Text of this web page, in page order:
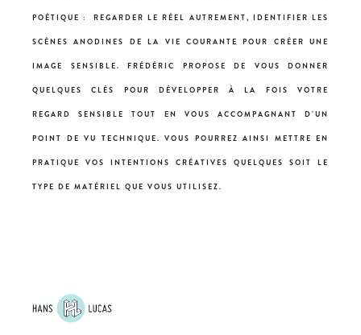
POÉTIQUE : REGARDER LE RÉEL AUTREMENT, IDENTIFIER LES
SCÈNES ANODINES DE LA VIE COURANTE POUR CRÉER UNE
IMAGE SENSIBLE. FRÉDÉRIC PROPOSE DE VOUS DONNER
QUELQUES CLÉS POUR DÉVELOPPER À LA FOIS VOTRE
REGARD SENSIBLE TOUT EN VOUS ACCOMPAGNANT D’UN
POINT DE VU TECHNIQUE. VOUS POURREZ AINSI METTRE EN
PRATIQUE VOS INTENTIONS CRÉATIVES QUELQUES SOIT LE
TYPE DE MATÉRIEL QUE VOUS UTILISEZ.